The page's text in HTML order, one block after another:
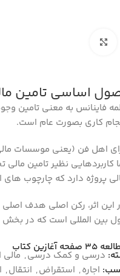
اساسی تامین
فاینانس به معنی تامین
کاری بصورت عام است.
اهل فن (یعنی موسسات
کاربردهایی نظیر تامین
پروژه دارد که چارچوب
این اثر، رکن اصلی هدف اصلی
بین المللی است که در
صفحه آغازین کتاب
درسي و كمك درسي,
اجاره, استقراض, انتقال,